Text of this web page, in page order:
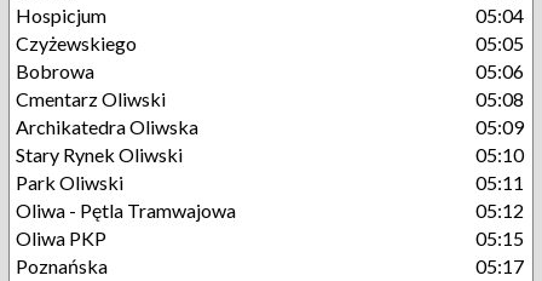
Hospicjum
05:04
Czyżewskiego
05:05
Bobrowa
05:06
Cmentarz Oliwski
05:08
Archikatedra Oliwska
05:09
Stary Rynek Oliwski
05:10
Park Oliwski
05:11
Oliwa - Pętla Tramwajowa
05:12
Oliwa PKP
05:15
Poznańska
05:17